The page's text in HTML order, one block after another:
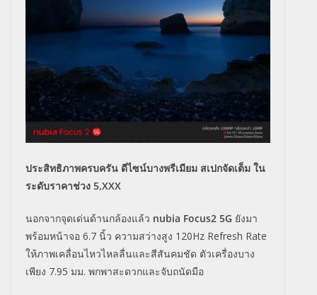
ประสิทธิภาพครบครัน ดีไซน์บางพรีเมียม สเปกจัดเต็ม ใน
ระดับราคาช่วง 5,XXX
นอกจากจุดเด่นด้านกล้องแล้ว nubia Focus2 5G ยังมา
พร้อมหน้าจอ 6.7 นิ้ว ความสว่างสูง 120Hz Refresh Rate
ให้ภาพเคลื่อนไหวไหลลื่นและสีสันคมชัด ตัวเครื่องบาง
เพียง 7.95 มม. พกพาสะดวกและจับถนัดมือ